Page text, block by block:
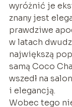
wyróżnić je
znany jest
prawdziwe
w latach
największą
samą Coco
wszedł na
i elegancją.
Wobec tego